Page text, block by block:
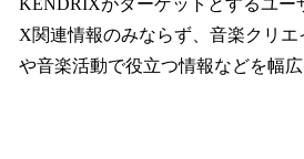
X関連情報のみならず、音楽クリ
や音楽活動で役立つ情報などを幅広